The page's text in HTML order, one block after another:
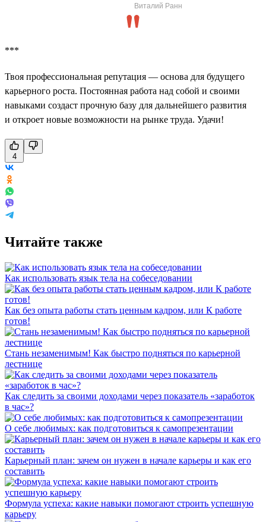
Виталий Ранн
***
Твоя профессиональная репутация — основа для будущего
карьерного роста. Постоянная работа над собой и своими
навыками создаст прочную базу для дальнейшего развития
и откроет новые возможности на рынке труда. Удачи!
4
Читайте также
Как использовать язык тела на собеседовании
Как без опыта работы стать ценным кадром, или К работе
готов!
Стань незаменимым! Как быстро подняться по карьерной
лестнице
Как следить за своими доходами через показатель «заработок
в час»?
О себе любимых: как подготовиться к самопрезентации
Карьерный план: зачем он нужен в начале карьеры и как его
составить
Формула успеха: какие навыки помогают строить успешную
карьеру